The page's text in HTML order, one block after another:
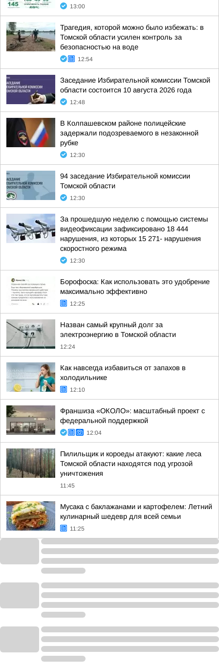
13:00
Трагедия, которой можно было избежать: в
Томской области усилен контроль за
безопасностью на воде
12:54
Заседание Избирательной комиссии Томской
области состоится 10 августа 2026 года
12:48
В Колпашевском районе полицейские
задержали подозреваемого в незаконной
рубке
12:30
94 заседание Избирательной комиссии
Томской области
12:30
За прошедшую неделю с помощью системы
видеофиксации зафиксировано 18 444
нарушения, из которых 15 271- нарушения
скоростного режима
12:30
Борофоска: Как использовать это удобрение
максимально эффективно
12:25
Назван самый крупный долг за
электроэнергию в Томской области
12:24
Как навсегда избавиться от запахов в
холодильнике
12:10
Франшиза «ОКОЛО»: масштабный проект с
федеральной поддержкой
12:04
Пилильщик и короеды атакуют: какие леса
Томской области находятся под угрозой
уничтожения
11:45
Мусака с баклажанами и картофелем: Летний
кулинарный шедевр для всей семьи
11:25